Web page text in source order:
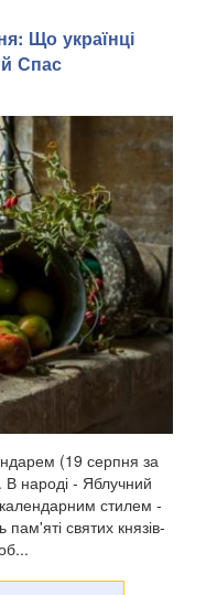
Що українці
Спас
(19 серпня за
народі - Яблучний
стилем -
святих князів-